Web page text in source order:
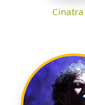
Cinatra